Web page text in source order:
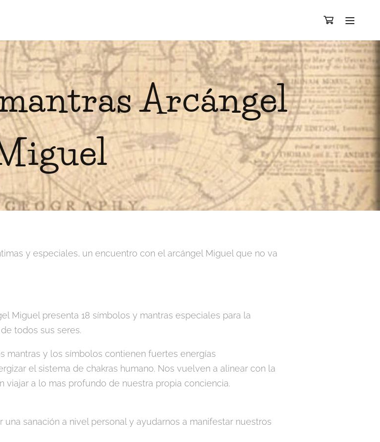
Arcángel
y especiales, un encuentro con el arcángel Miguel que no va
Miguel presenta 18 símbolos y mantras especiales para la
todos sus seres.
mantras y los símbolos contienen fuertes energías
el sistema de chakras humano. Nos vuelven a alinear con la
viajar a lo mas profundo de nuestra propia conciencia.
sanación a nivel personal y ayudarnos a manifestar nuestros